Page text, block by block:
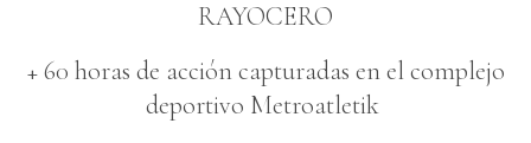
RAYOCERO
+ 60 horas de acción capturadas en el complejo
deportivo Metroatletik